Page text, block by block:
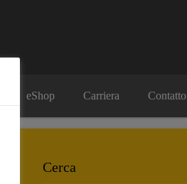
eShop Carriera Contatto